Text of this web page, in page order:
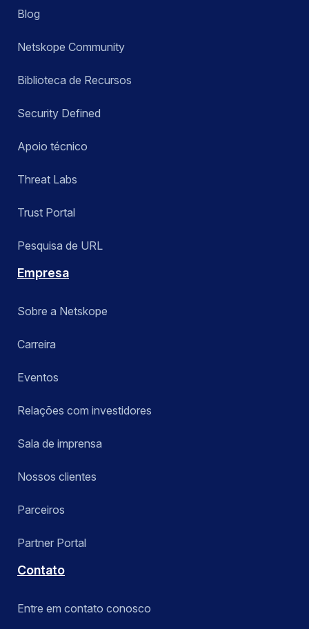
Blog
Netskope Community
Biblioteca de Recursos
Security Defined
Apoio técnico
Threat Labs
Trust Portal
Pesquisa de URL
Empresa
Sobre a Netskope
Carreira
Eventos
Relações com investidores
Sala de imprensa
Nossos clientes
Parceiros
Partner Portal
Contato
Entre em contato conosco